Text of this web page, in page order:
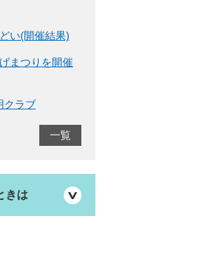
い(開催結果)
まつりを開催
クラブ
一覧
きは